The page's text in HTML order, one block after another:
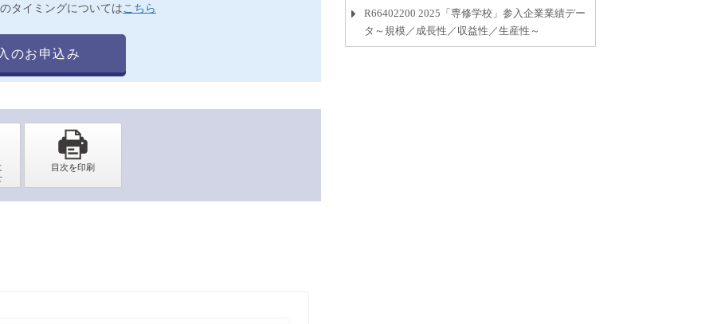
タイミングについてはこちら
のお申込み
R66402200 2025「専修学校」参入企業業績デー
タ～規模／成長性／収益性／生産性～